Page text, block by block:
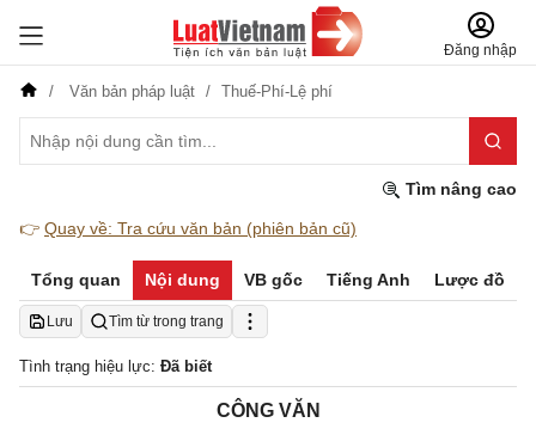
Đăng nhập
Văn bản pháp luật Thuế-Phí-Lệ phí
Tìm nâng cao
👉 Quay về: Tra cứu văn bản (phiên bản cũ)
Tổng quan Nội dung VB gốc Tiếng Anh Lược đồ
Lưu Tìm từ trong trang
Tình trạng hiệu lực: Đã biết
CÔNG VĂN